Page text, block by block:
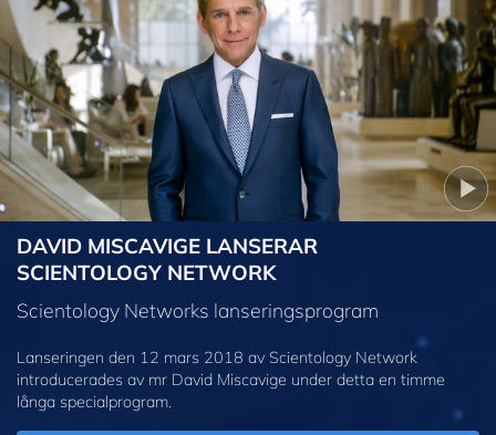
DAVID MISCAVIGE LANSERAR
SCIENTOLOGY NETWORK
Scientology Networks lanseringsprogram
Lanseringen den 12 mars 2018 av Scientology Network
introducerades av mr David Miscavige under detta en timme
långa specialprogram.